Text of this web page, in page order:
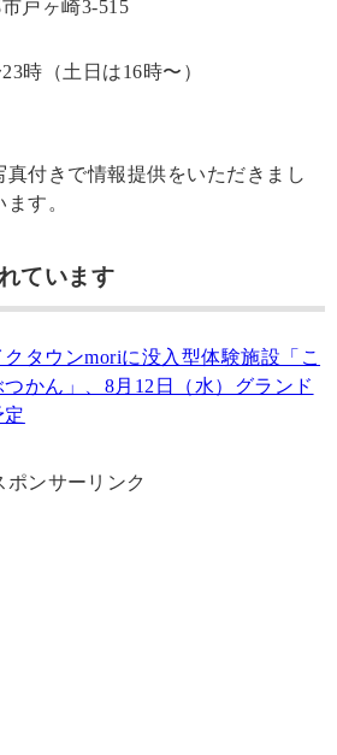
戸ヶ崎3-515
時（土日は16時〜）
真付きで情報提供をいただきまし
す。
ています
タウンmoriに没入型体験施設「こ
かん」、8月12日（水）グランド
定
ポンサーリンク